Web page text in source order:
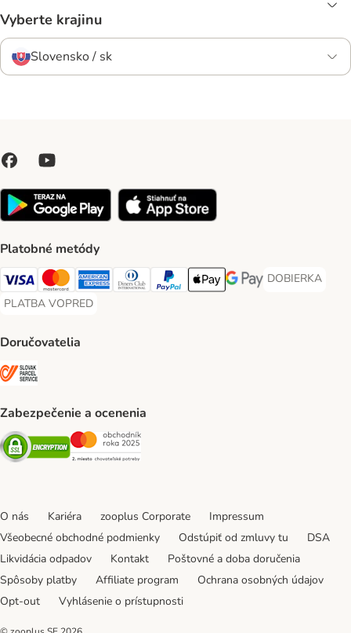
Vyberte krajinu
Slovensko / sk
Platobné metódy
Visa Payment Method
Mastercard Payment Method
American Express Payment Method
Diners Club Payment Method
PayPal Payment Method
Apple Pay Payment Method
Google Pay Payment
DOBIERKA
DOBIERKA
PLATBA VOPRED
PLATBA VOPRED Payment Method
Doručovatelia
Zabezpečenie a ocenenia
Security Security
O nás Kariéra zooplus Corporate
Impressum
Všeobecné obchodné podmienky
Odstúpiť od zmluvy tu
DSA
Likvidácia odpadov
Kontakt
Poštovné a doba doručenia
Spôsoby platby
Affiliate program
Ochrana osobných údajov
Opt-out
Vyhlásenie o prístupnosti